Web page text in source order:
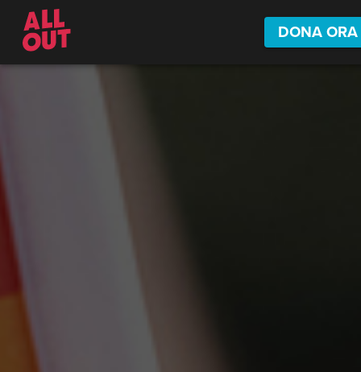
DONA ORA